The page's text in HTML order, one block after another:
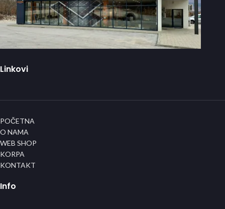
Linkovi
POČETNA
O NAMA
WEB SHOP
KORPA
KONTAKT
Info